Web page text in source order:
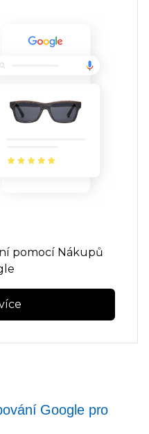
pomocí Nákupů
Google pro